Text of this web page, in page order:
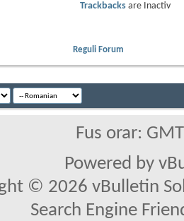
Trackbacksare
Inactiv
Reguli Forum
Fus orar:
Powered by
© 2026 vBulletin
Search Engine